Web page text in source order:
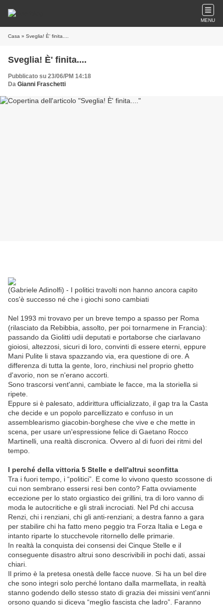
MENU
Casa » Sveglia! È' finita....
Sveglia! È' finita....
Pubblicato su 23/06/PM 14:18
Da Gianni Fraschetti
(Gabriele Adinolfi) - I politici travolti non hanno ancora capito
cos'è successo né che i giochi sono cambiati
Nel 1993 mi trovavo per un breve tempo a spasso per Roma
(rilasciato da Rebibbia, assolto, per poi tornarmene in Francia):
passando da Giolitti udii deputati e portaborse che ciarlavano
gioiosi, altezzosi, sicuri di loro, convinti di essere eterni, eppure
Mani Pulite li stava spazzando via, era questione di ore. A
differenza di tutta la gente, loro, rinchiusi nel proprio ghetto
d'avorio, non se n'erano accorti.
Sono trascorsi vent'anni, cambiate le facce, ma la storiella si
ripete.
Eppure si è palesato, addirittura ufficializzato, il gap tra la Casta
che decide e un popolo parcellizzato e confuso in un
assemblearismo giacobin-borghese che vive e che mette in
scena, per usare un'espressione felice di Gaetano Rocco
Martinelli, una realtà discronica. Ovvero al di fuori dei ritmi del
tempo.
I perché della vittoria 5 Stelle e dell'altrui sconfitta
Tra i fuori tempo, i “politici”. E come lo vivono questo scossone di
cui non sembrano essersi resi ben conto? Fatta ovviamente
eccezione per lo stato orgiastico dei grillini, tra di loro vanno di
moda le autocritiche e gli strali incrociati. Nel Pd chi accusa
Renzi, chi i renziani, chi gli anti-renziani; a destra fanno a gara
per stabilire chi ha fatto meno peggio tra Forza Italia e Lega e
intanto riparte lo stucchevole ritornello delle primarie.
In realtà la conquista dei consensi dei Cinque Stelle e il
conseguente disastro altrui sono descrivibili in pochi dati, assai
chiari.
Il primo è la pretesa onestà delle facce nuove. Si ha un bel dire
che sono integri solo perché lontano dalla marmellata, in realtà
stanno godendo dello stesso stato di grazia dei missini vent'anni
orsono quando si diceva “meglio fascista che ladro”. Faranno